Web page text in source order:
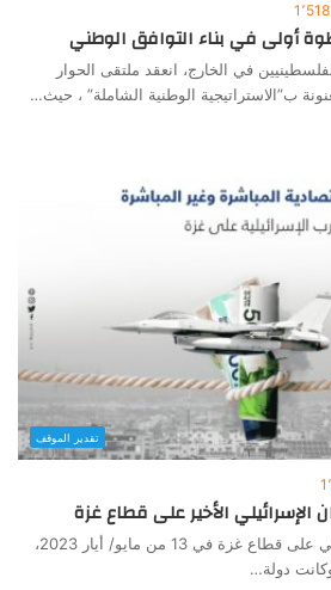
1٬518
أولى في بناء التوافق الوطني
في الخارج، انعقد ملتقى الحوار
ب”الاستراتيجية الوطنية الشاملة” ، حيث…
تقدير الموقف
الإسرائيلي الأخير على قطاع غزة
انتهت جولة العدوان الإسرائيلي على قطاع غزة في 13 من مايو/ أيار 2023،
دولة…